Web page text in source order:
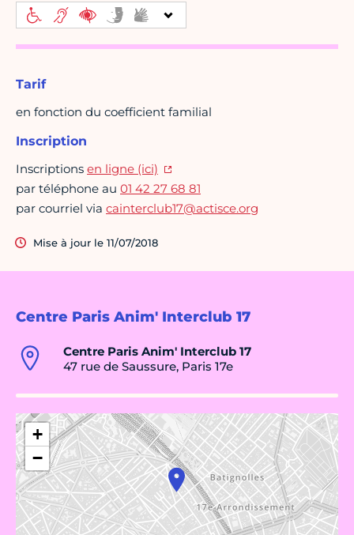
Centre Paris Anim' Interclub 17
Centre Paris Anim' Interclub 17
47 rue de Saussure, Paris 17e
+
−
Tarif
en fonction du coefficient familial
Inscription
Inscriptions en ligne (ici)
par téléphone au 01 42 27 68 81
par courriel via cainterclub17@actisce.org
Mise à jour le 11/07/2018